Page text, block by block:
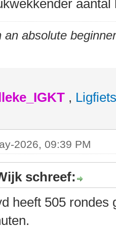
an absolute
,
2026, 09:39 PM
schreef:
heeft 505 rondes